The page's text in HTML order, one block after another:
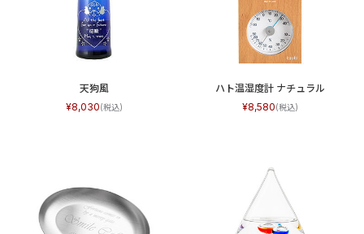
天狗風
8,030
ハト温湿度計 ナチュラル
8,580